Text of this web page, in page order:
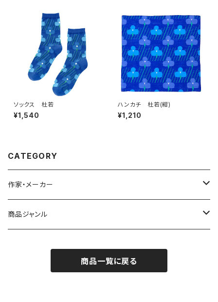
ソックス 杜若
¥1,540
ハンカチ 杜若(紺)
¥1,210
CATEGORY
作家・メーカー
雨宮ひかる
商品ジャンル
シール／ステッカー
商品一覧に戻る